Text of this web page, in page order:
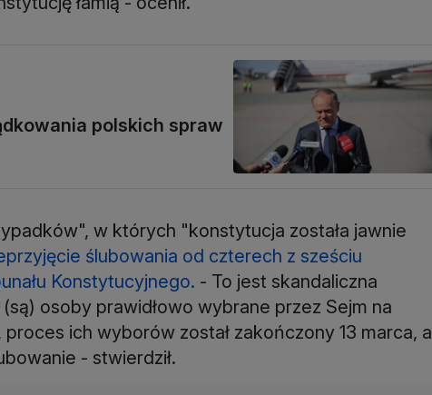
polskich spraw
w których "konstytucja została jawnie
ślubowania od czterech z sześciu
Konstytucyjnego. - To jest skandaliczna
osoby prawidłowo wybrane przez Sejm na
ich wyborów został zakończony 13 marca, a
- stwierdził.